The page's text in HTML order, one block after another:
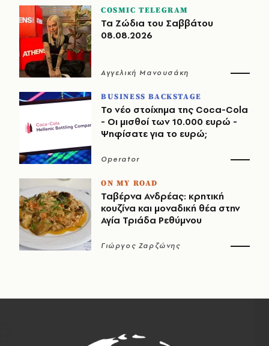
COSMIC TELEGRAM
Τα Ζώδια του Σαββάτου
08.08.2026
Αγγελική Μανουσάκη
BUSINESS BACKSTAGE
Το νέο στοίχημα της Coca-Cola
- Οι μισθοί των 10.000 ευρώ -
Ψηφίσατε για το ευρώ;
Operator
ON MY ROAD
Ταβέρνα Ανδρέας: κρητική
κουζίνα και μοναδική θέα στην
Αγία Τριάδα Ρεθύμνου
Γιώργος Ζαρζώνης